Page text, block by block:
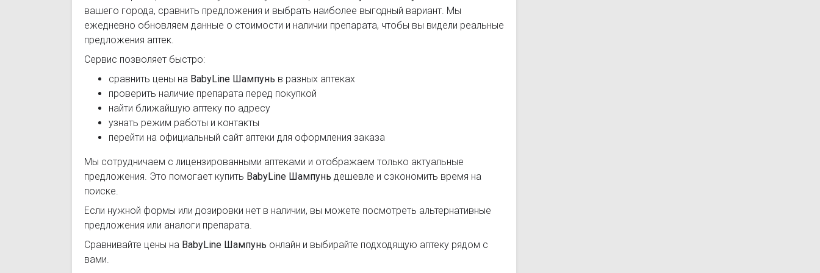
вашего города, сравнить предложения и выбрать наиболее выгодный вариант. Мы
ежедневно обновляем данные о стоимости и наличии препарата, чтобы вы видели реальные
предложения аптек.
Сервис позволяет быстро:
сравнить цены на BabyLine Шампунь в разных аптеках
проверить наличие препарата перед покупкой
найти ближайшую аптеку по адресу
узнать режим работы и контакты
перейти на официальный сайт аптеки для оформления заказа
Мы сотрудничаем с лицензированными аптеками и отображаем только актуальные
предложения. Это помогает купить BabyLine Шампунь дешевле и сэкономить время на
поиске.
Если нужной формы или дозировки нет в наличии, вы можете посмотреть альтернативные
предложения или аналоги препарата.
Сравнивайте цены на BabyLine Шампунь онлайн и выбирайте подходящую аптеку рядом с
вами.